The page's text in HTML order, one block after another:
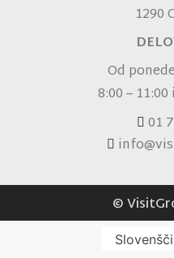
1290
Od
8:00 –
01
©